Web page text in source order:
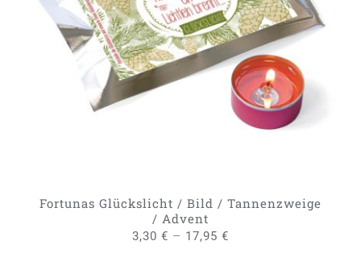
AUSFÜHRUNG WÄHLEN DIESES
PRODUKT
WEIST
MEHRERE
VARIANTEN
AUF.
DIE
OPTIONEN
GEWÄHLT
/
DETAILS
Fortunas Glückslicht / Bild / Tannenzweige
/ Advent
3,30 € – 17,95 €